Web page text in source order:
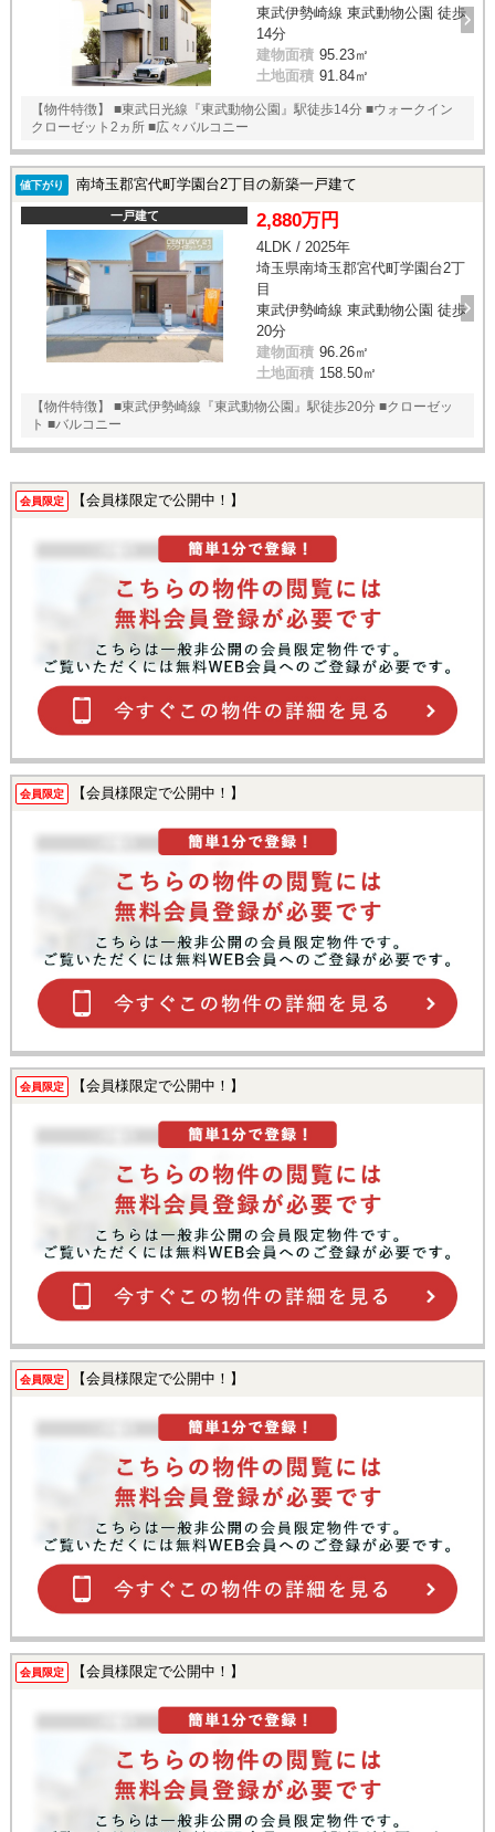
東武伊勢崎線 東武動物公園 徒歩
14分
建物面積 95.23㎡
土地面積 91.84㎡
【物件特徴】 ■東武日光線『東武動物公園』駅徒歩14分 ■ウォークイン
クローゼット2ヵ所 ■広々バルコニー
値下がり 南埼玉郡宮代町学園台2丁目の新築一戸建て
一戸建て 2,880万円
4LDK / 2025年
埼玉県南埼玉郡宮代町学園台2丁
目
東武伊勢崎線 東武動物公園 徒歩
20分
建物面積 96.26㎡
土地面積 158.50㎡
【物件特徴】 ■東武伊勢崎線『東武動物公園』駅徒歩20分 ■クローゼッ
ト ■バルコニー
会員限定 【会員様限定で公開中！】
会員限定 【会員様限定で公開中！】
会員限定 【会員様限定で公開中！】
会員限定 【会員様限定で公開中！】
会員限定 【会員様限定で公開中！】